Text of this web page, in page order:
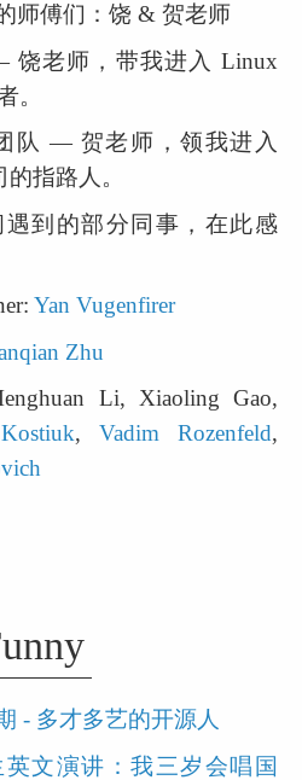
师傅们：饶 & 贺老师
饶老师，带我进入 Linux
。
队 — 贺老师，领我进入
的指路人。
到的部分同事，在此感
Yan Vugenfirer
Zhu
, Vadim Rozenfeld
- 多才多艺的开源人
文演讲：我三岁会唱国